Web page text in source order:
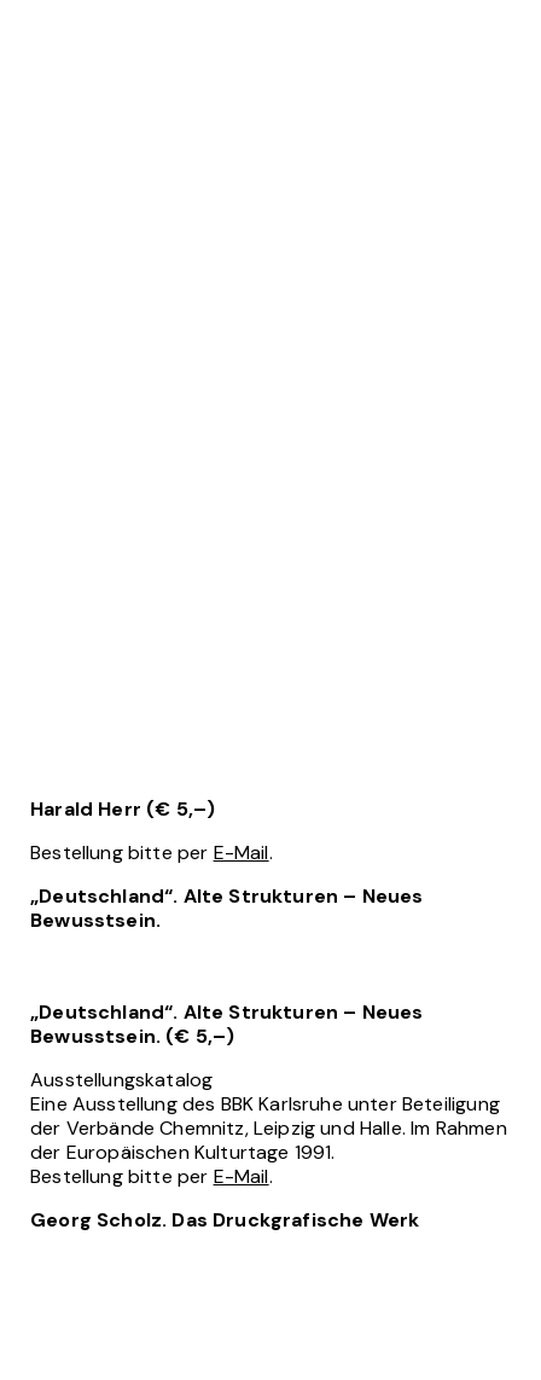
Harald Herr (€ 5,–)
Bestellung bitte per E-Mail.
„Deutschland“. Alte Strukturen – Neues
Bewusstsein.
„Deutschland“. Alte Strukturen – Neues
Bewusstsein. (€ 5,–)
Ausstellungskatalog
Eine Ausstellung des BBK Karlsruhe unter Beteiligung
der Verbände Chemnitz, Leipzig und Halle. Im Rahmen
der Europäischen Kulturtage 1991.
Bestellung bitte per E-Mail.
Georg Scholz. Das Druckgrafische Werk